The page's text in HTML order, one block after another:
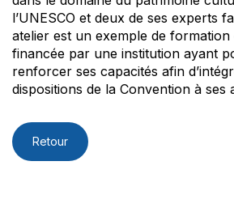
l’UNESCO et deux de ses experts
atelier est un exemple de formation
financée par une institution ayant
renforcer ses capacités afin
dispositions de la Convention à ses
Retour